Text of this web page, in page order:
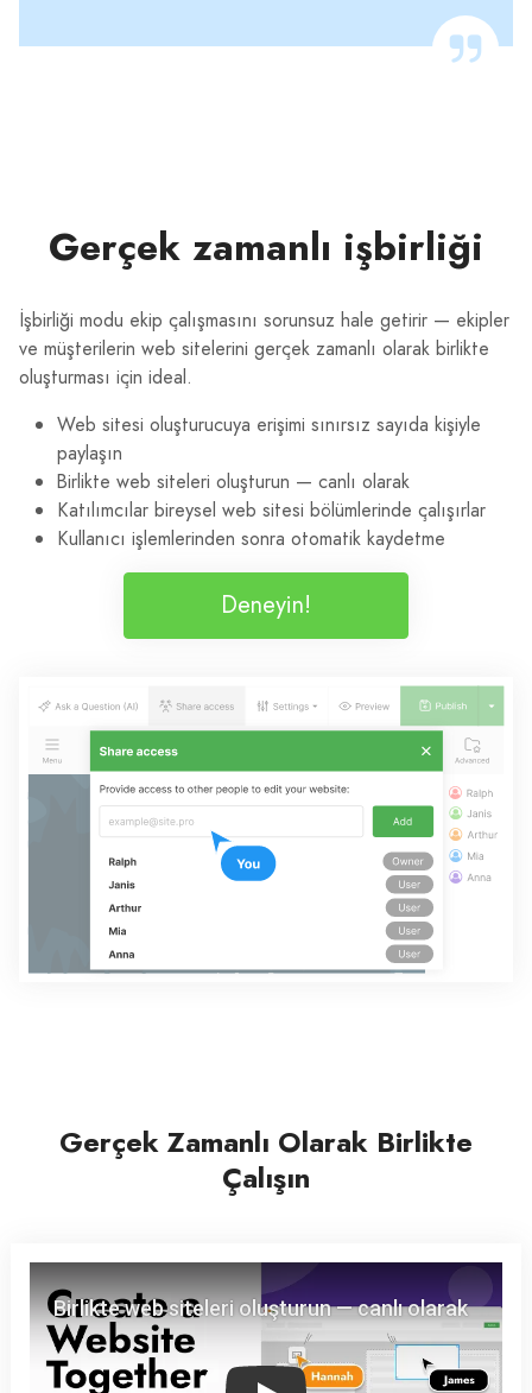
Gerçek zamanlı işbirliği
İşbirliği modu ekip çalışmasını sorunsuz hale getirir — ekipler
ve müşterilerin web sitelerini gerçek zamanlı olarak birlikte
oluşturması için ideal.
Web sitesi oluşturucuya erişimi sınırsız sayıda kişiyle
paylaşın
Birlikte web siteleri oluşturun — canlı olarak
Katılımcılar bireysel web sitesi bölümlerinde çalışırlar
Kullanıcı işlemlerinden sonra otomatik kaydetme
Deneyin!
Gerçek Zamanlı Olarak Birlikte
Çalışın